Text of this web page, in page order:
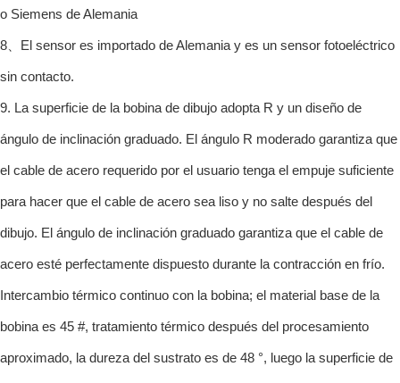
o Siemens de Alemania
8、El sensor es importado de Alemania y es un sensor fotoeléctrico
sin contacto.
9. La superficie de la bobina de dibujo adopta R y un diseño de
ángulo de inclinación graduado. El ángulo R moderado garantiza que
el cable de acero requerido por el usuario tenga el empuje suficiente
para hacer que el cable de acero sea liso y no salte después del
dibujo. El ángulo de inclinación graduado garantiza que el cable de
acero esté perfectamente dispuesto durante la contracción en frío.
Intercambio térmico continuo con la bobina; el material base de la
bobina es 45 #, tratamiento térmico después del procesamiento
aproximado, la dureza del sustrato es de 48 °, luego la superficie de